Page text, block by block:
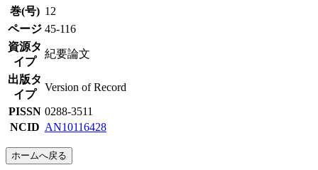
巻(号) 12
ページ 45-116
資源タ
イプ
紀要論文
出版タ
イプ
Version of Record
PISSN 0288-3511
NCID AN10116428
ホームへ戻る